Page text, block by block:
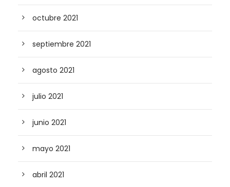
octubre 2021
septiembre 2021
agosto 2021
julio 2021
junio 2021
mayo 2021
abril 2021